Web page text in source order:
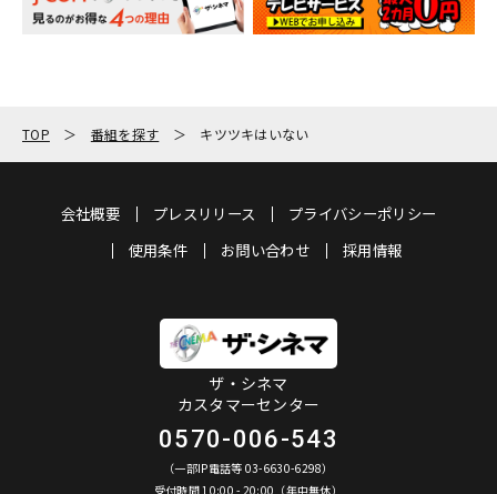
TOP 番組を探す キツツキはいない
会社概要 プレスリリース
プライバシーポリシー
使用条件
お問い合わせ 採用情報
ザ・シネマ
カスタマーセンター
0570-006-543
（一部IP電話等 03-6630-6298）
受付時間 10:00 - 20:00（年中無休）